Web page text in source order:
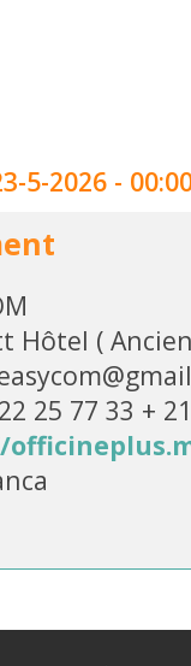
5-2026 -
Hôtel (
25 77 33 +